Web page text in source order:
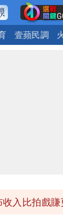
壹蘋民調
入比拍戲賺